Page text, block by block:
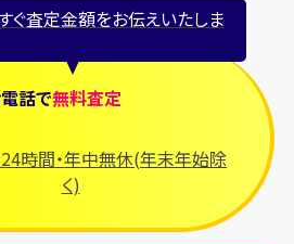
ぐ査定金額をお伝えいたしま
話で無料査定
24時間・年中無休(年末年始除
く)